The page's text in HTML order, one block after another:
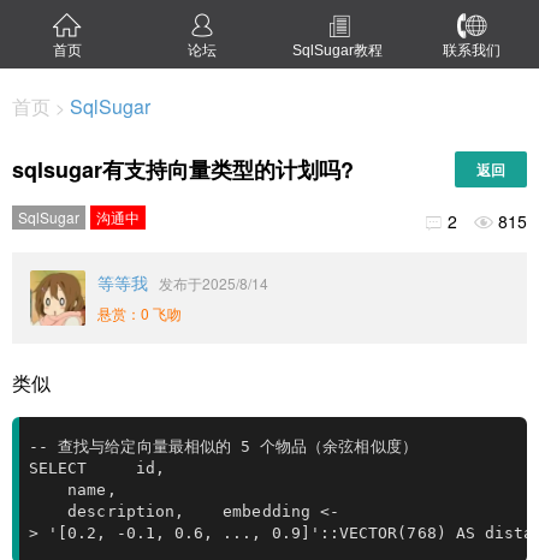
首页 论坛 SqlSugar教程 联系我们
首页 > SqlSugar
sqlsugar有支持向量类型的计划吗? 返回
SqlSugar 沟通中  2  815
等等我 发布于2025/8/14
悬赏：0 飞吻
类似
-- 查找与给定向量最相似的 5 个物品（余弦相似度）
SELECT     id,
name,
description,    embedding <-
> '[0.2, -0.1, 0.6, ..., 0.9]'::VECTOR(768) AS